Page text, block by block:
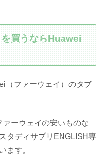
買うならHuawei
（ファーウェイ）のタブ
ーウェイの安いものな
タディサプリENGLISH専
ます。